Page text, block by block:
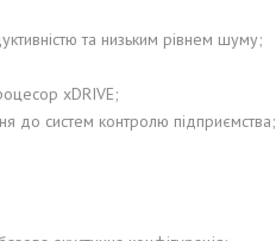
та низьким рівнем шуму;
xDRIVE;
до систем контролю підприємства;